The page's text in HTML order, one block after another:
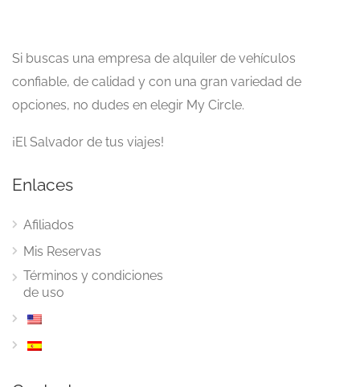
Si buscas una empresa de alquiler de vehículos
confiable, de calidad y con una gran variedad de
opciones, no dudes en elegir My Circle.
¡El Salvador de tus viajes!
Enlaces
Afiliados
Mis Reservas
Términos y condiciones
de uso